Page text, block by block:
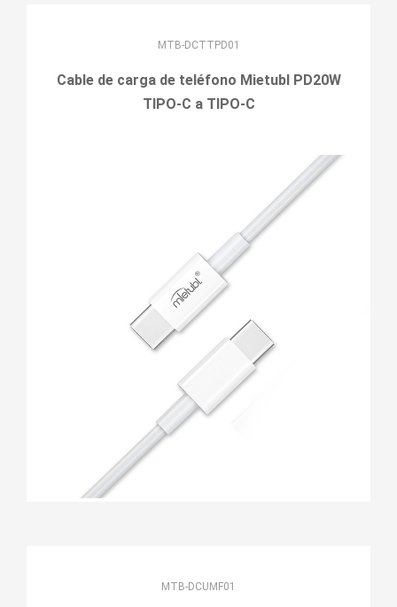
MTB-DCTTPD01
Cable de carga de teléfono Mietubl PD20W
TIPO-C a TIPO-C
MTB-DCUMF01